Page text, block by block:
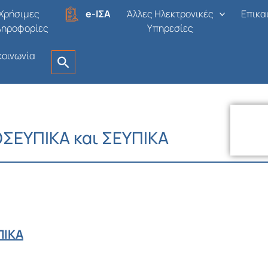
e-ΙΣΑ
Άλλες Ηλεκτρονικές
Υπηρεσίες
και ΣΕΥΠΙΚΑ